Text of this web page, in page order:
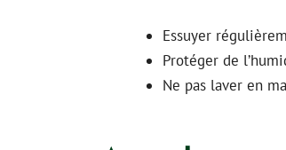
Essuyer
Protéger de
Ne pas laver en